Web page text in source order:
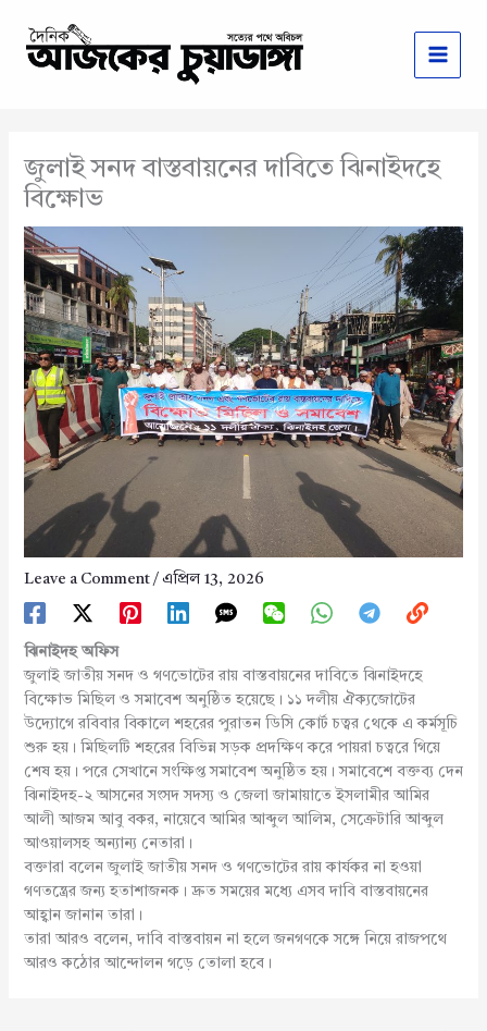
content
জুলাই সনদ বাস্তবায়নের দাবিতে ঝিনাইদহে
বিক্ষোভ
Leave a Comment / এপ্রিল 13, 2026
ঝিনাইদহ অফিস
জুলাই জাতীয় সনদ ও গণভোটের রায় বাস্তবায়নের দাবিতে ঝিনাইদহে
বিক্ষোভ মিছিল ও সমাবেশ অনুষ্ঠিত হয়েছে। ১১ দলীয় ঐক্যজোটের
উদ্যোগে রবিবার বিকালে শহরের পুরাতন ডিসি কোর্ট চত্বর থেকে এ কর্মসূচি
শুরু হয়। মিছিলটি শহরের বিভিন্ন সড়ক প্রদক্ষিণ করে পায়রা চত্বরে গিয়ে
শেষ হয়। পরে সেখানে সংক্ষিপ্ত সমাবেশ অনুষ্ঠিত হয়। সমাবেশে বক্তব্য দেন
ঝিনাইদহ-২ আসনের সংসদ সদস্য ও জেলা জামায়াতে ইসলামীর আমির
আলী আজম আবু বকর, নায়েবে আমির আব্দুল আলিম, সেক্রেটারি আব্দুল
আওয়ালসহ অন্যান্য নেতারা।
বক্তারা বলেন জুলাই জাতীয় সনদ ও গণভোটের রায় কার্যকর না হওয়া
গণতন্ত্রের জন্য হতাশাজনক। দ্রুত সময়ের মধ্যে এসব দাবি বাস্তবায়নের
আহ্বান জানান তারা।
তারা আরও বলেন, দাবি বাস্তবায়ন না হলে জনগণকে সঙ্গে নিয়ে রাজপথে
আরও কঠোর আন্দোলন গড়ে তোলা হবে।